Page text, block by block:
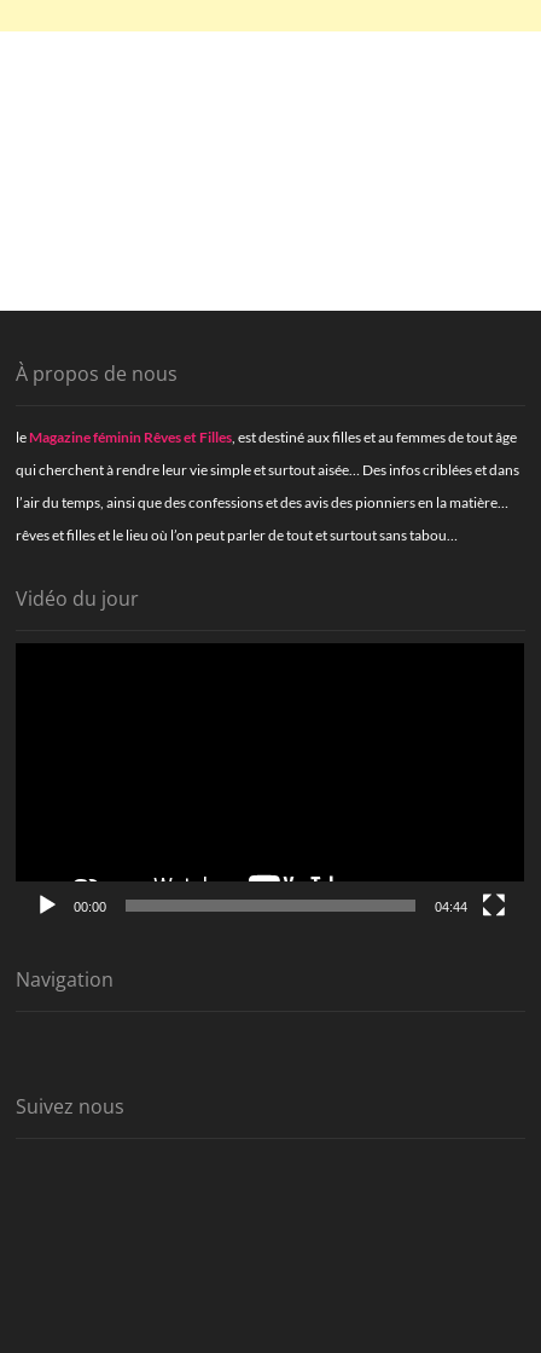
À propos de nous
leMagazine féminin Rêves et Filles, est destiné aux filles et au femmes de tout âge
qui cherchent à rendre leur vie simple et surtout aisée… Des infos criblées et dans
l’air du temps, ainsi que des confessions et des avis des pionniers en la matière…
rêves et filles et le lieu où l’on peut parler de tout et surtout sans tabou…
Vidéo du jour
00:00 04:44
Navigation
Suivez nous